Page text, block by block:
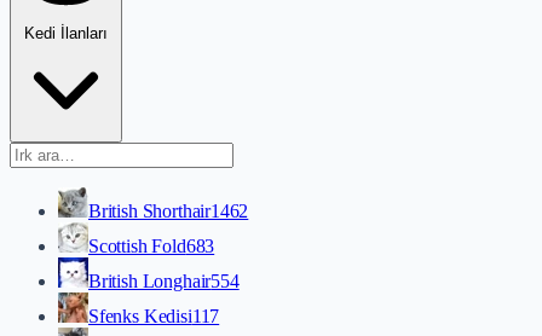
Kedi İlanları
British Shorthair1462
Scottish Fold683
British Longhair554
Sfenks Kedisi117